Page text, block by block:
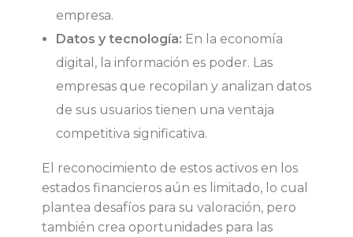
c
o
empresa.
Datos y tecnología: En la economía
digital, la información es poder. Las
empresas que recopilan y analizan datos
de sus usuarios tienen una ventaja
competitiva significativa.
El reconocimiento de estos activos en los
estados financieros aún es limitado, lo cual
plantea desafíos para su valoración, pero
también crea oportunidades para las